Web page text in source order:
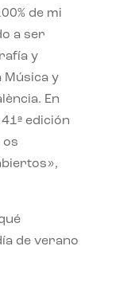
de mi
a ser
y
Música y
En
edición
os
de verano